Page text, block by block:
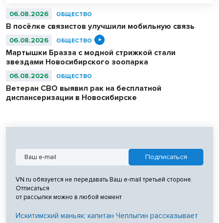
06.08.2026 ОБЩЕСТВО
В посёлке связистов улучшили мобильную связь
06.08.2026 ОБЩЕСТВО
Мартышки Бразза с модной стрижкой стали
звездами Новосибирского зоопарка
06.08.2026 ОБЩЕСТВО
Ветеран СВО выявил рак на бесплатной
диспансеризации в Новосибирске
VN.ru обязуется не передавать Ваш e-mail третьей стороне.
Отписаться
от рассылки можно в любой момент
Искитимский маньяк: капитан Чеплыгин рассказывает